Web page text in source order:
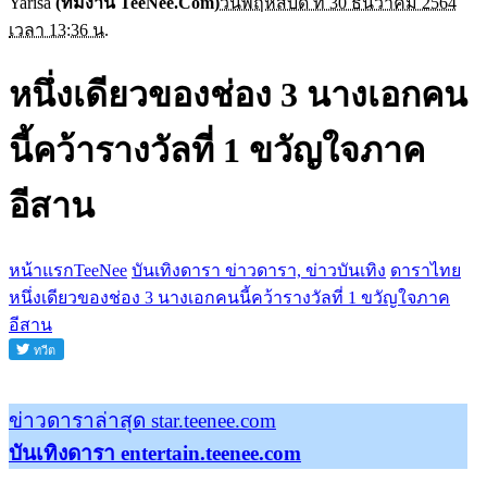
เวลา 13:36 น.
หนึ่งเดียวของช่อง 3 นางเอกคน
นี้คว้ารางวัลที่ 1 ขวัญใจภาค
อีสาน
หน้าแรกTeeNee บันเทิงดารา ข่าวดารา, ข่าวบันเทิง ดาราไทย
หนึ่งเดียวของช่อง 3 นางเอกคนนี้คว้ารางวัลที่ 1 ขวัญใจภาค
อีสาน
ข่าวดาราล่าสุด star.teenee.com
บันเทิงดารา entertain.teenee.com